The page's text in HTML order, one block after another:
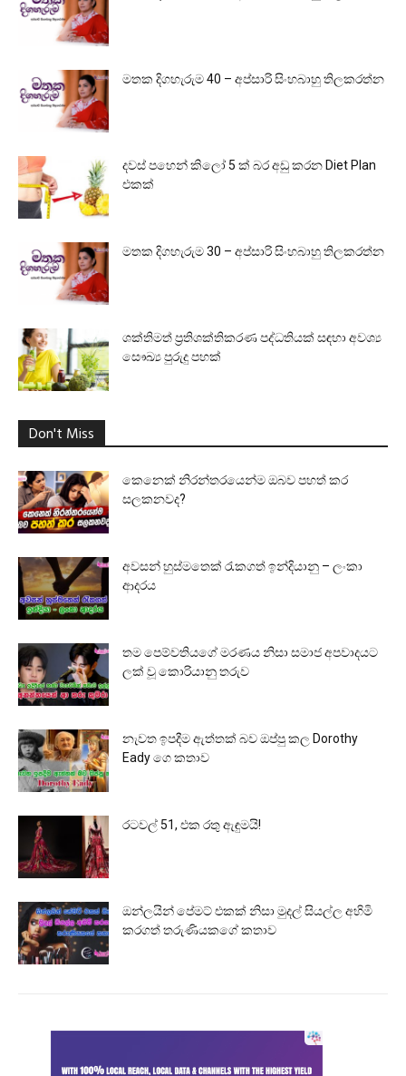
මතක දිගහැරුම 40 – අප්සාරි සිංහබාහු තිලකරත්න
දවස් පහෙන් කිලෝ 5 ක් බර අඩු කරන Diet Plan
එකක්
මතක දිගහැරුම 30 – අප්සාරි සිංහබාහු තිලකරත්න
ශක්තිමත් ප්‍රතිශක්තිකරණ පද්ධතියක් සඳහා අවශ්‍ය
සෞඛ්‍ය පුරුදු පහක්
Don't Miss
කෙනෙක් නිරන්තරයෙන්ම ඔබව පහත් කර
සලකනවද?
අවසන් හුස්මතෙක් රැකගත් ඉන්දියානු – ලංකා
ආදරය
තම පෙම්වතියගේ මරණය නිසා සමාජ අපවාදයට
ලක් වූ කොරියානු තරුව
නැවත ඉපදීම ඇත්තක් බව ඔප්පු කල Dorothy
Eady ගෙ කතාව
රටවල් 51, එක රතු ඇඳුමයි!
ඔන්ලයින් පේමට් එකක් නිසා මුදල් සියල්ල අහිමි
කරගත් තරුණියකගේ කතාව